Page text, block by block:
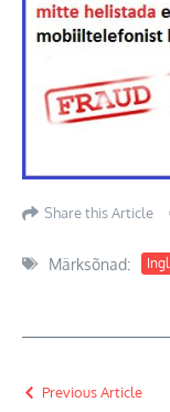
Share this Article
Märksõnad:
Previous Article